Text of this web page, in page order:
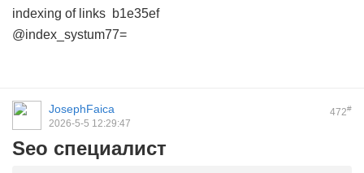
indexing of links b1e35ef
@index_systum77=
472#
JosephFaica
2026-5-5 12:29:47
Seo специалист